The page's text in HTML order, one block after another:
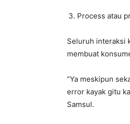
Process atau
Seluruh interaksi
membuat
“Ya meskipun
error kayak gitu
Samsul.